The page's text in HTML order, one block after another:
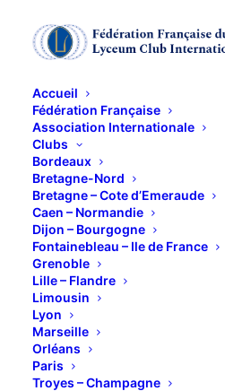
Accueil
Fédération Française
Association Internationale
Clubs
Bordeaux
Bretagne-Nord
Bretagne – Cote d’Emeraude
Caen – Normandie
Dijon – Bourgogne
Fontainebleau – Ile de France
Grenoble
Lille – Flandre
Limousin
Lyon
Marseille
Orléans
Paris
Troyes – Champagne
KFé-
2 MARS
9h15 « Pain & Cie »